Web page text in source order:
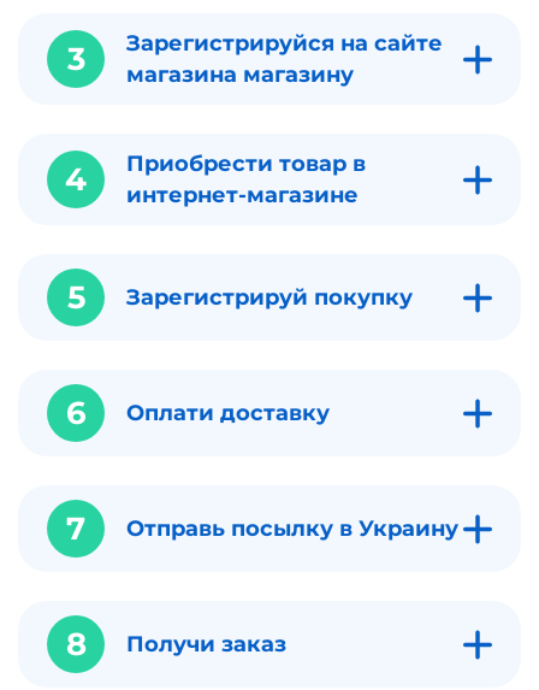
3
Зарегистрируйся на сайте
магазина магазину
4
Приобрести товар в
интернет-магазине
5 Зарегистрируй покупку
6 Оплати доставку
7 Отправь посылку в Украину
8 Получи заказ